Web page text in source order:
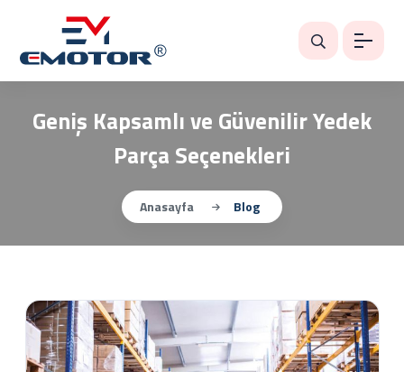
Geniş Kapsamlı ve Güvenilir Yedek
Parça Seçenekleri
Anasayfa Blog